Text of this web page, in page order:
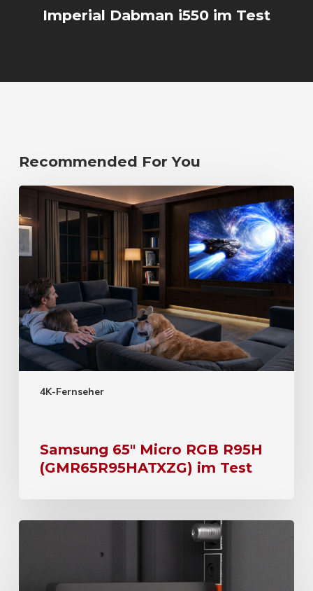
Imperial Dabman i550 im Test
Recommended For You
4K-Fernseher
Samsung 65″ Micro RGB R95H
(GMR65R95HATXZG) im Test